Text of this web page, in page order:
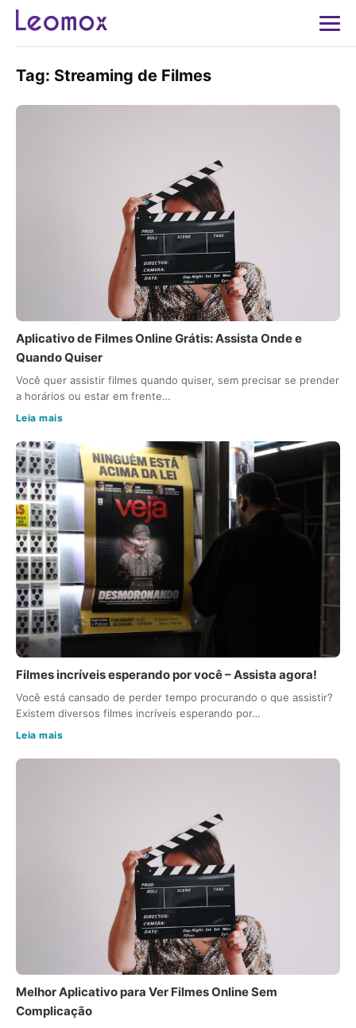
Tag: Streaming de Filmes
Aplicativo de Filmes Online Grátis: Assista Onde e
Quando Quiser
Você quer assistir filmes quando quiser, sem precisar se prender
a horários ou estar em frente…
Leia mais
Filmes incríveis esperando por você – Assista agora!
Você está cansado de perder tempo procurando o que assistir?
Existem diversos filmes incríveis esperando por…
Leia mais
Melhor Aplicativo para Ver Filmes Online Sem
Complicação